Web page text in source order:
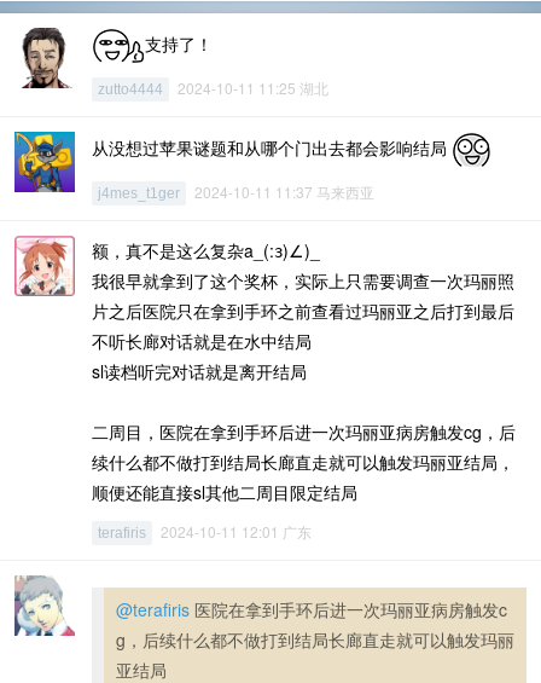
支持了！
zutto4444 2024-10-11 11:25 湖北
从没想过苹果谜题和从哪个门出去都会影响结局
j4mes_t1ger 2024-10-11 11:37 马来西亚
额，真不是这么复杂a_(:з)∠)_
我很早就拿到了这个奖杯，实际上只需要调查一次玛丽照
片之后医院只在拿到手环之前查看过玛丽亚之后打到最后
不听长廊对话就是在水中结局
sl读档听完对话就是离开结局
二周目，医院在拿到手环后进一次玛丽亚病房触发cg，后
续什么都不做打到结局长廊直走就可以触发玛丽亚结局，
顺便还能直接sl其他二周目限定结局
terafiris 2024-10-11 12:01 广东
@terafiris 医院在拿到手环后进一次玛丽亚病房触发c
g，后续什么都不做打到结局长廊直走就可以触发玛丽
亚结局